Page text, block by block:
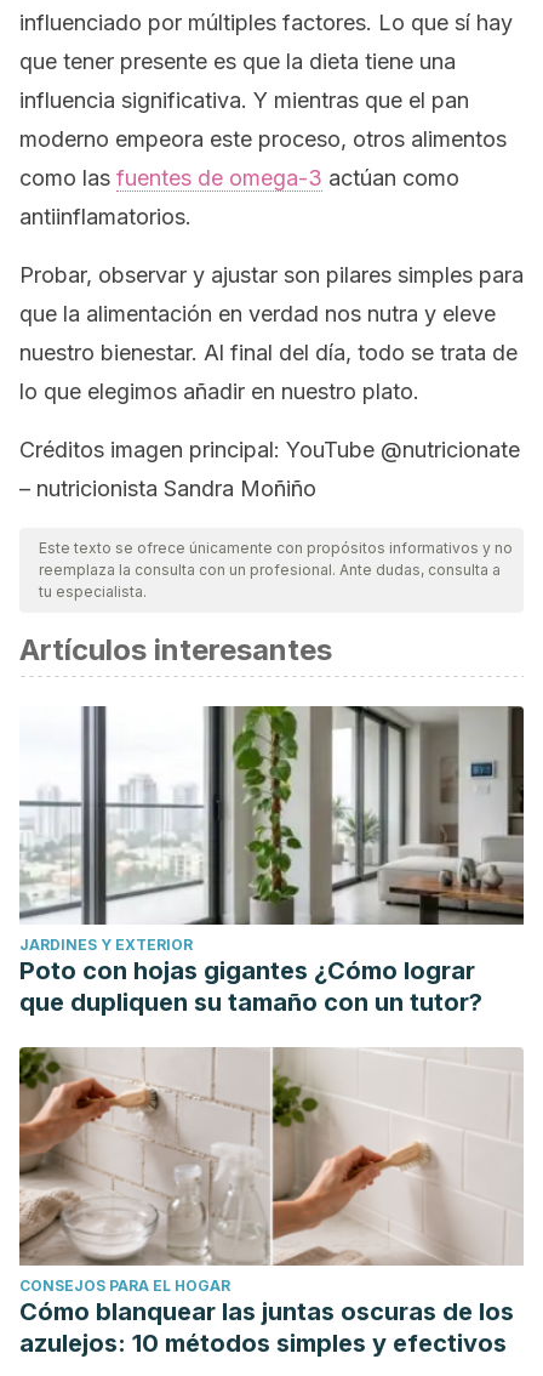
influenciado por múltiples factores. Lo que sí hay
que tener presente es que la dieta tiene una
influencia significativa. Y mientras que el pan
moderno empeora este proceso, otros alimentos
como las fuentes de omega-3 actúan como
antiinflamatorios.
Probar, observar y ajustar son pilares simples para
que la alimentación en verdad nos nutra y eleve
nuestro bienestar. Al final del día, todo se trata de
lo que elegimos añadir en nuestro plato.
Créditos imagen principal: YouTube @nutricionate
– nutricionista Sandra Moñiño
Este texto se ofrece únicamente con propósitos informativos y no
reemplaza la consulta con un profesional. Ante dudas, consulta a
tu especialista.
Artículos interesantes
JARDINES Y EXTERIOR
Poto con hojas gigantes ¿Cómo lograr
que dupliquen su tamaño con un tutor?
CONSEJOS PARA EL HOGAR
Cómo blanquear las juntas oscuras de los
azulejos: 10 métodos simples y efectivos